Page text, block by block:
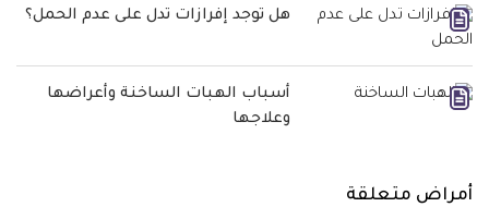
هل توجد إفرازات تدل على عدم الحمل؟
أسباب الهبات الساخنة وأعراضها
وعلاجها
أمراض متعلقة